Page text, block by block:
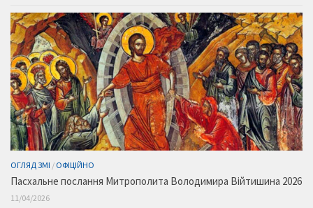
ОГЛЯД ЗМІ / ОФІЦІЙНО
Пасхальне послання Митрополита Володимира Війтишина 2026
11/04/2026